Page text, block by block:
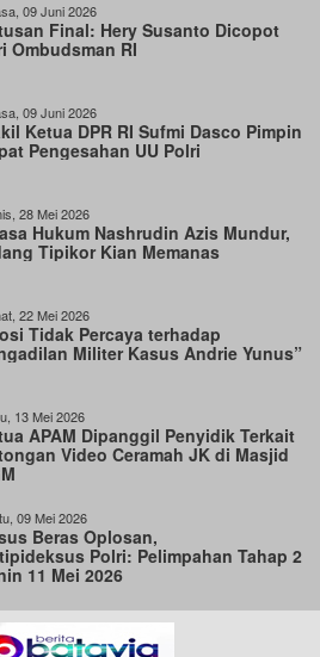
09 Juni 2026
Final: Hery Susanto Dicopot
Ombudsman RI
09 Juni 2026
Ketua DPR RI Sufmi Dasco Pimpin
Pengesahan UU Polri
28 Mei 2026
Hukum Nashrudin Azis Mundur,
Tipikor Kian Memanas
22 Mei 2026
Tidak Percaya terhadap
Militer Kasus Andrie Yunus”
13 Mei 2026
APAM Dipanggil Penyidik Terkait
Video Ceramah JK di Masjid
09 Mei 2026
Beras Oplosan,
Polri: Pelimpahan Tahap 2
11 Mei 2026